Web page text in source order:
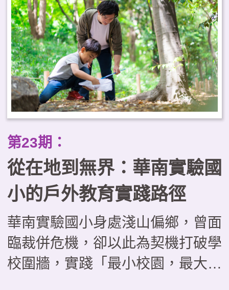
工作為戶外教育的推動基地，自
2021年起即成立戀戀大湖學教師
社群，致力推動戶外教育系列課
程。透過自編教材、戶外走讀、科
技融入等多重策略，進而推動社區
結合、跨校合作、國際交流。本文
育創新的實施與經驗，期望為戶外
教育提供具體啟發。
第23期：
從在地到無界：華南實驗國
小的戶外教育實踐路徑
華南實驗國小身處淺山偏鄉，曾面
臨裁併危機，卻以此為契機打破學
校圍牆，實踐「最小校園，最大教